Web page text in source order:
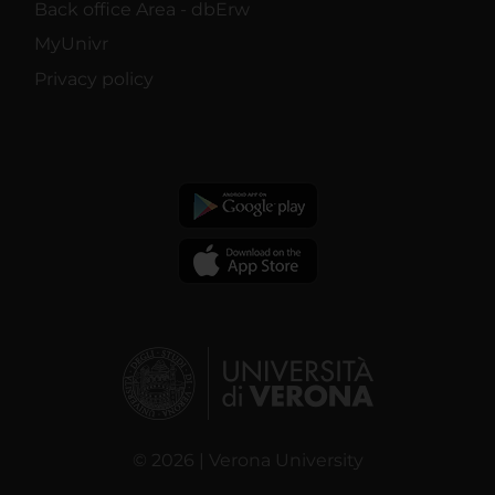
Back office Area - dbErw
MyUnivr
Privacy policy
© 2026 | Verona University